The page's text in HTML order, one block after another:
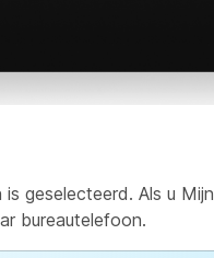
geselecteerd. Als u Mijn
bureautelefoon.